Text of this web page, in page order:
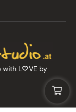
with L
VE by